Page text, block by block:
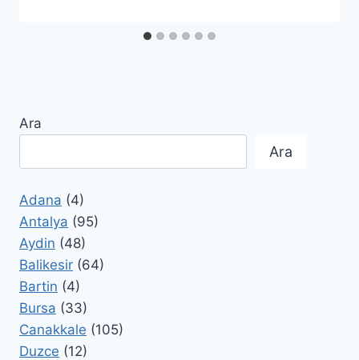
Ara
Ara
Adana (4)
Antalya (95)
Aydin (48)
Balikesir (64)
Bartin (4)
Bursa (33)
Canakkale (105)
Duzce (12)